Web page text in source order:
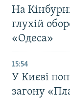
На
глухій
«Одеса»
15:54
У Києві
загону